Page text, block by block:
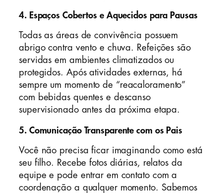
4. Espaços Cobertos e Aquecidos para Pausas
Todas as áreas de convivência possuem
abrigo contra vento e chuva. Refeições são
servidas em ambientes climatizados ou
protegidos. Após atividades externas, há
sempre um momento de “reacaloramento”
com bebidas quentes e descanso
supervisionado antes da próxima etapa.
5. Comunicação Transparente com os Pais
Você não precisa ficar imaginando como está
seu filho. Recebe fotos diárias, relatos da
equipe e pode entrar em contato com a
coordenação a qualquer momento. Sabemos